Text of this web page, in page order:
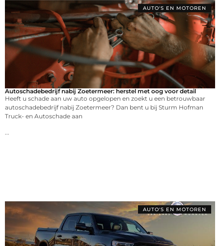
AUTO'S EN MOTOREN
Autoschadebedrijf nabij Zoetermeer: herstel met oog voor detail
Heeft u schade aan uw auto opgelopen en zoekt u een betrouwbaar
autoschadebedrijf nabij Zoetermeer? Dan bent u bij Sturm Hofman
Truck- en Autoschade aan
AUTO'S EN MOTOREN